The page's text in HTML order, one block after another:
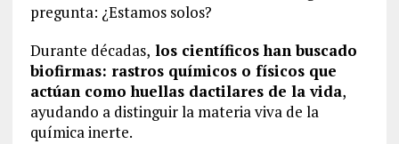
pregunta: ¿Estamos solos?
Durante décadas, los científicos han buscado
biofirmas: rastros químicos o físicos que
actúan como huellas dactilares de la vida,
ayudando a distinguir la materia viva de la
química inerte.